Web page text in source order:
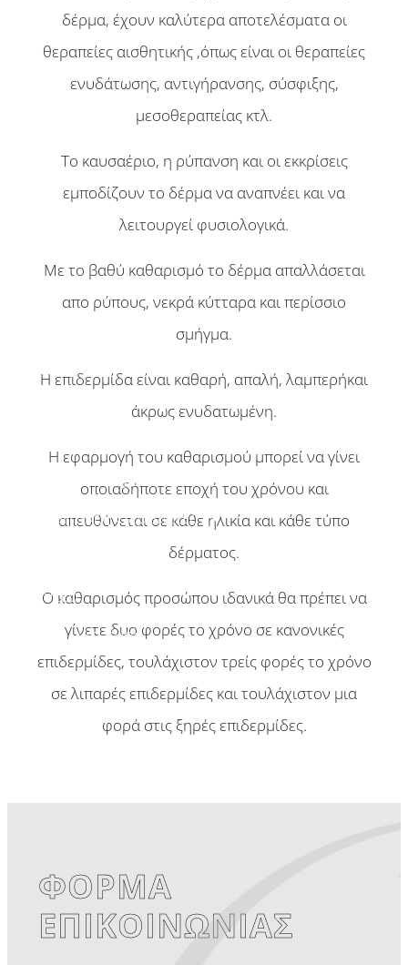
Πλαστικός Χειρουργός
Ενέσιμες Θεραπείες
Αισθητικές Θεραπείες
Βίντεο
Είπαν για εμάς
Ιατρικά Νέα
δέρμα, έχουν καλύτερα αποτελέσματα οι
θεραπείες αισθητικής ,όπως είναι οι θεραπείες
ενυδάτωσης, αντιγήρανσης, σύσφιξης,
μεσοθεραπείας κτλ.
Το καυσαέριο, η ρύπανση και οι εκκρίσεις
εμποδίζουν το δέρμα να αναπνέει και να
λειτουργεί φυσιολογικά.
Με το βαθύ καθαρισμό το δέρμα απαλλάσεται
απο ρύπους, νεκρά κύτταρα και περίσσιο
σμήγμα.
Η επιδερμίδα είναι καθαρή, απαλή, λαμπερήκαι
άκρως ενυδατωμένη.
Η εφαρμογή του καθαρισμού μπορεί να γίνει
οποιαδήποτε εποχή του χρόνου και
απευθύνεται σε κάθε ηλικία και κάθε τύπο
δέρματος.
Ο καθαρισμός προσώπου ιδανικά θα πρέπει να
γίνετε δυο φορές το χρόνο σε κανονικές
επιδερμίδες, τουλάχιστον τρείς φορές το χρόνο
σε λιπαρές επιδερμίδες και τουλάχιστον μια
φορά στις ξηρές επιδερμίδες.
ΦΟΡΜΑ
ΕΠΙΚΟΙΝΩΝΙΑΣ